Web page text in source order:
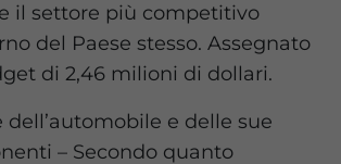
il settore più competitivo
del Paese stesso. Assegnato
di 2,46 milioni di dollari.
dell’automobile e delle sue
– Secondo quanto